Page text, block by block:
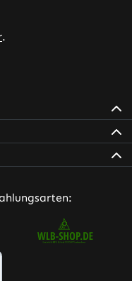
.
in neuem Tab
öffnet in neuem Tab
– öffnet in
in neuem Tab